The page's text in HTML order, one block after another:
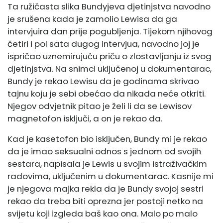
Ta ružičasta slika Bundyjeva djetinjstva navodno
je srušena kada je zamolio Lewisa da ga
intervjuira dan prije pogubljenja. Tijekom njihovog
četiri i pol sata dugog intervjua, navodno joj je
ispričao uznemirujuću priču o zlostavljanju iz svog
djetinjstva. Na snimci uključenoj u dokumentarac,
Bundy je rekao Lewisu da je godinama skrivao
tajnu koju je sebi obećao da nikada neće otkriti.
Njegov odvjetnik pitao je želi li da se Lewisov
magnetofon isključi, a on je rekao da.
Kad je kasetofon bio isključen, Bundy mi je rekao
da je imao seksualni odnos s jednom od svojih
sestara, napisala je Lewis u svojim istraživačkim
radovima, uključenim u dokumentarac. Kasnije mi
je njegova majka rekla da je Bundy svojoj sestri
rekao da treba biti oprezna jer postoji netko na
svijetu koji izgleda baš kao ona. Malo po malo